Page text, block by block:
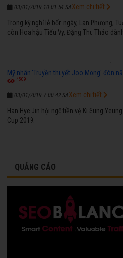
03/01/2019 10:01:54 SA
Trong kỳ nghỉ lễ bốn ngày, Lan Phương,
còn Hoa hậu Tiểu Vy, Đặng Thu Thảo
Xem chi tiết
Mỹ nhân 'Truyền thuyết Joo Mong' đón
4509
03/01/2019 7:00:42 SA
Han Hye Jin hội ngộ tiền vệ Ki Sung
Cup 2019.
Xem chi tiết
QUẢNG CÁO